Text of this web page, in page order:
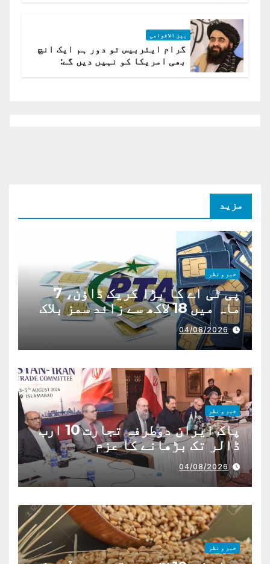
بین الاقوامی
گرام ایئربیس تو دور ہم ایک انچ
بھی امریکا کو نہیں دیں گے:
مزید
خبر و نظر
پی ٹی اے کا بڑا کریک ڈاؤن، 7
ماہ میں 18 لاکھ سے زائد سمز بلاک
04/08/2026
خبر و نظر
پاک ایران دوطرفہ تجارت 10 ارب
ڈالر تک بڑھانے کا عزم
04/08/2026
خبر و نظر